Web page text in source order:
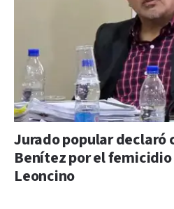
Jurado popular declaró
Benítez por el
Leoncino